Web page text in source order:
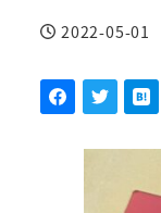
投稿日
2022-05-01